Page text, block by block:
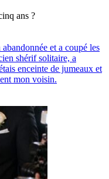
ans ?
et a coupé les
shérif solitaire, a
enceinte de jumeaux et
mon voisin.